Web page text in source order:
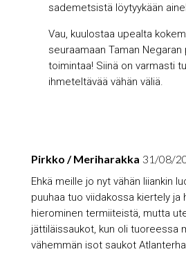
sademetsistä löytyykään
Vau, kuulostaa upealta
seuraamaan Taman
toimintaa! Siinä on varmasti
ihmeteltävää vähän väliä.
Pirkko / Meriharakka 31/08/
Ehkä meille jo nyt vähän liiankin
puuhaa tuo viidakossa kiertely ja
hierominen termiiteistä, mutta
jättiläissaukot, kun oli tuoreessa
vähemmän isot saukot